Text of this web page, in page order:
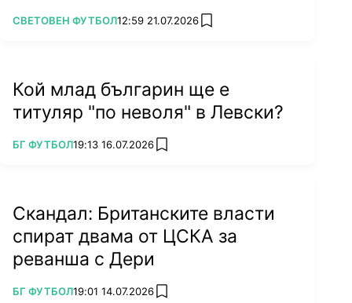
ПОВЕЧЕ ОТ
СВЕТОВЕН ФУТБОЛ12:59 21.07.2026 add favorites
Кой млад българин ще е
титуляр "по неволя" в Левски?
ПОВЕЧЕ ОТ
БГ ФУТБОЛ19:13 16.07.2026 add favorites
Скандал: Британските власти
спират двама от ЦСКА за
реванша с Дери
ПОВЕЧЕ ОТ
БГ ФУТБОЛ19:01 14.07.2026 add favorites